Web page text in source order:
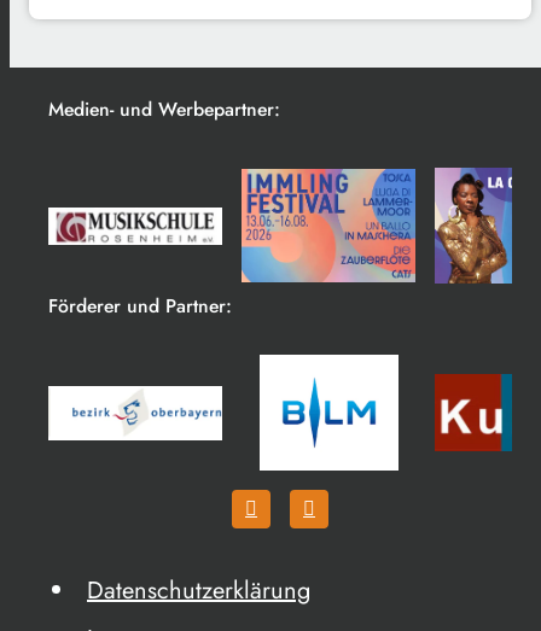
Medien- und Werbepartner:
Förderer und Partner:
Datenschutzerklärung